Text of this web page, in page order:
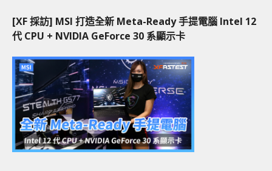
[XF 採訪] MSI 打造全新 Meta-Ready 手提電腦 Intel 12
代 CPU + NVIDIA GeForce 30 系顯示卡